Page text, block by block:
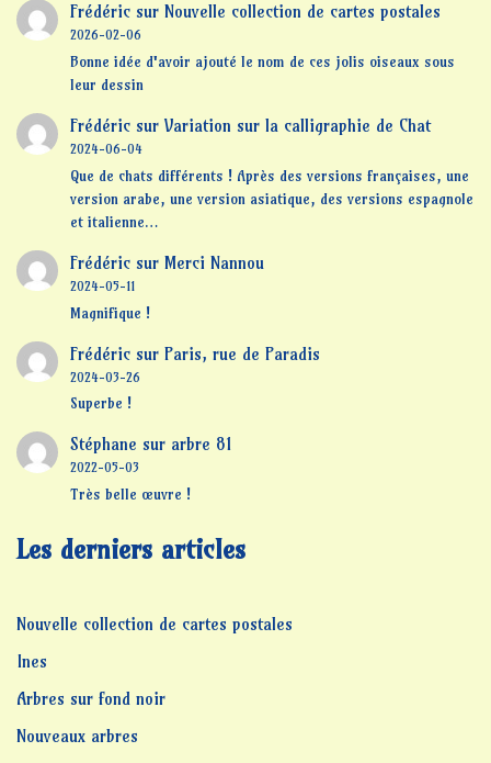
Frédéricsur Nouvelle collection de cartes postales
2026-02-06
Bonne idée d'avoir ajouté le nom de ces jolis oiseaux sous
leur dessin
Frédéricsur Variation sur la calligraphie de Chat
2024-06-04
Que de chats différents ! Après des versions françaises, une
version arabe, une version asiatique, des versions espagnole
et italienne…
Frédéricsur Merci Nannou
2024-05-11
Magnifique !
Frédéricsur Paris, rue de Paradis
2024-03-26
Superbe !
Stéphane sur arbre 81
2022-05-03
Très belle œuvre !
Les derniers articles
Nouvelle collection de cartes postales
Ines
Arbres sur fond noir
Nouveaux arbres